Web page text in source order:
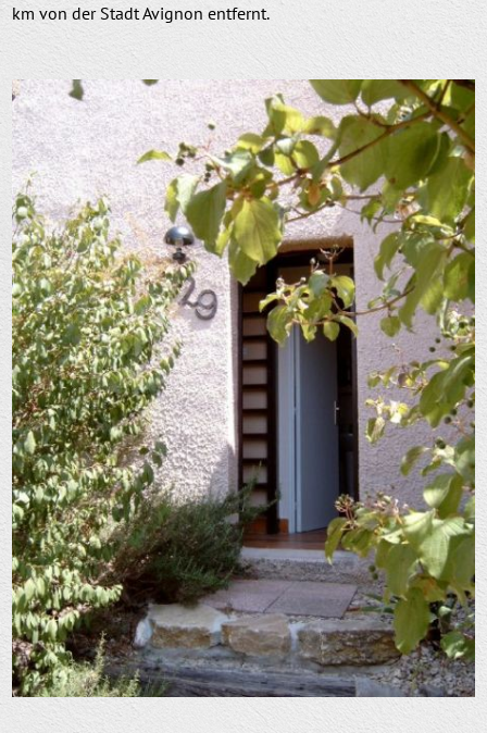
km von der Stadt Avignon entfernt.